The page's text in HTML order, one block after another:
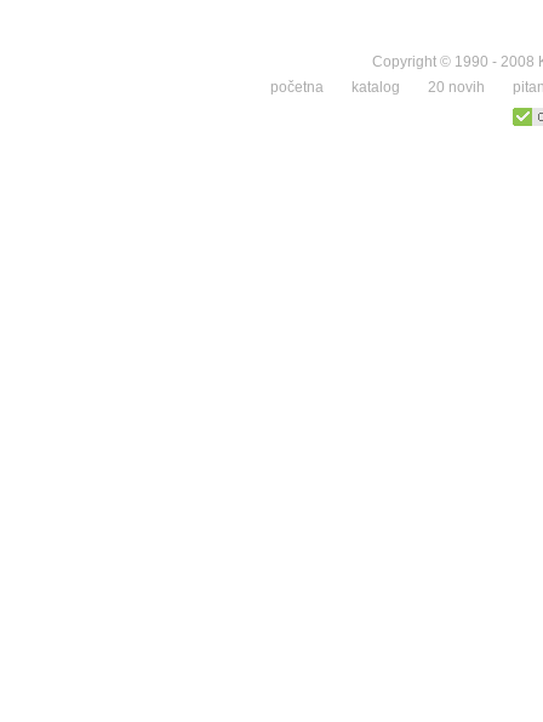
Copyright © 1990 - 2008
početna
katalog 20 novih